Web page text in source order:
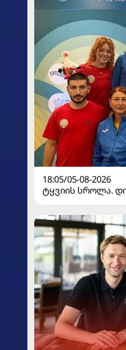
18:05/05-08-2026
ტყვიის სროლა.